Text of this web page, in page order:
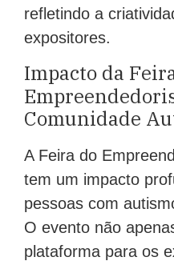
refletindo a
expositores.
Impacto da
Comunidade
A Feira do
tem um impacto
pessoas com
O evento não
plataforma para os